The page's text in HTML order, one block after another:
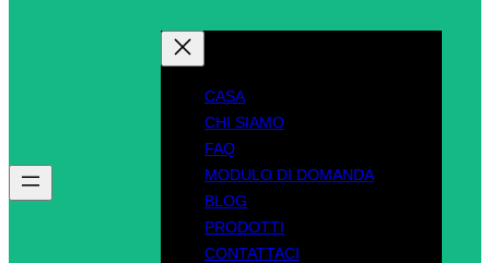
CASA
CHI SIAMO
FAQ
MODULO DI DOMANDA
BLOG
PRODOTTI
CONTATTACI